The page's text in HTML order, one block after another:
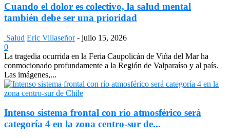
Cuando el dolor es colectivo, la salud mental
también debe ser una prioridad
Salud Eric Villaseñor - julio 15, 2026
0
La tragedia ocurrida en la Feria Caupolicán de Viña del Mar ha
conmocionado profundamente a la Región de Valparaíso y al país.
Las imágenes,...
Intenso sistema frontal con río atmosférico será
categoría 4 en la zona centro-sur de...